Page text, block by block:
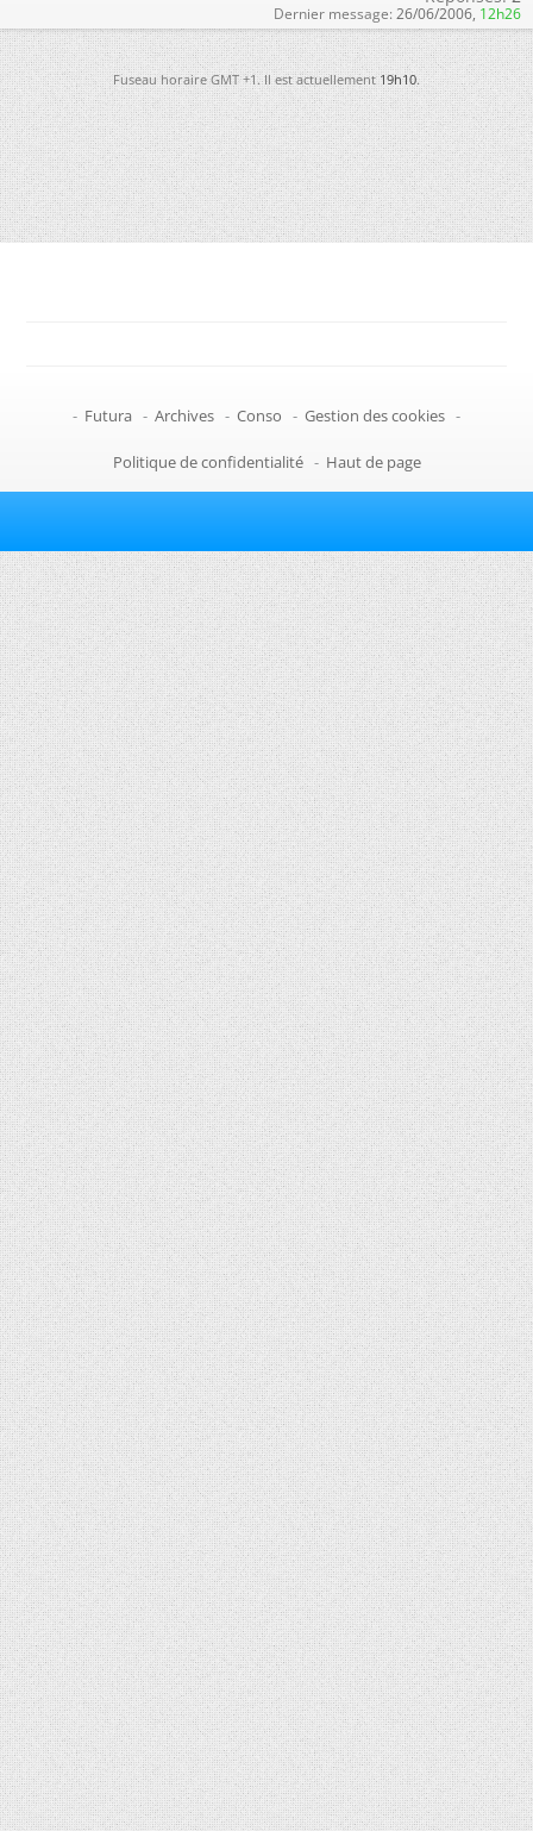
Dernier message: 26/06/2006, 12h26
Fuseau horaire GMT +1. Il est actuellement19h10.
- Futura - Archives - Conso - Gestion des cookies -
Politique de confidentialité - Haut de page